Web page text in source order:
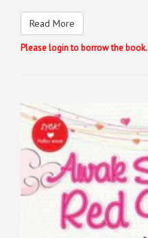
Read More
Please login to borrow the book.